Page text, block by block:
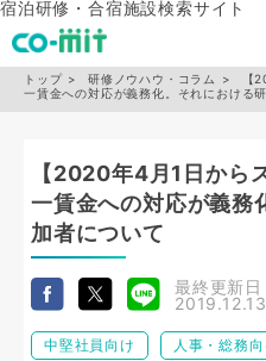
宿泊研修・合宿施設検索サイト
トップ 研修ノウハウ・コラム
【
一賃金への対応が義務化。それにおける
【2020年4月1日から
一賃金への対応が義務
加者について
最終更新日
2019.12.13
中堅社員向け 人事・総務